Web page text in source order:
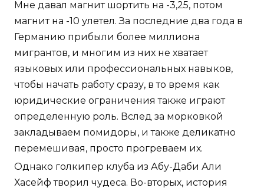
Мне давал магнит шортить на -3,25, потом
магнит на -10 улетел. За последние два года в
Германию прибыли более миллиона
мигрантов, и многим из них не хватает
языковых или профессиональных навыков,
чтобы начать работу сразу, в то время как
юридические ограничения также играют
определенную роль. Вслед за морковкой
закладываем помидоры, и также деликатно
перемешивая, просто прогреваем их.
Однако голкипер клуба из Абу-Даби Али
Хасейф творил чудеса. Во-вторых, история